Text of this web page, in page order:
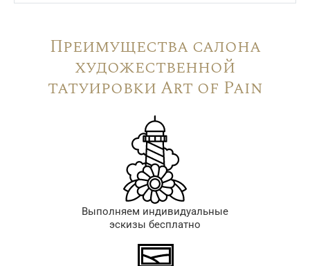
Преимущества салона
художественной
татуировки Art of Pain
Выполняем индивидуальные
эскизы бесплатно